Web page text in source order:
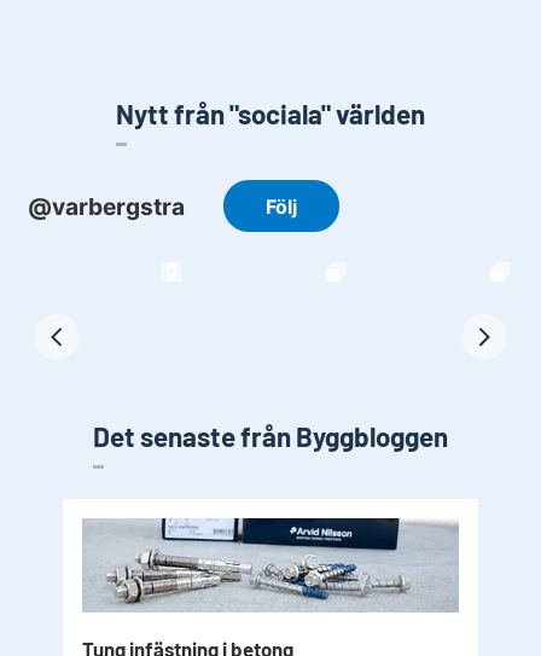
Nytt från "sociala" världen
Det senaste från Byggbloggen
Tung infästning i betong